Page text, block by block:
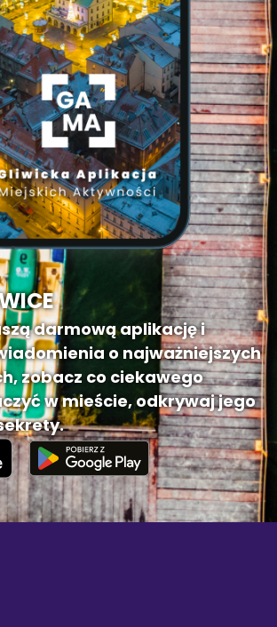
darmową aplikację i
o najważniejszych
zobacz co ciekawego
w mieście, odkrywaj jego